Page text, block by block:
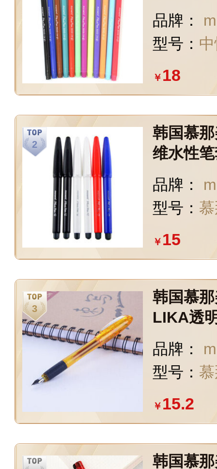
中性笔
品牌：
型号：
￥ 18
韩国慕
维水性
手账笔
-6支装
品牌：
型号：
￥ 15
韩国慕
LIKA透
m学生
金黄
品牌：
型号：
￥ 15.2
韩国慕